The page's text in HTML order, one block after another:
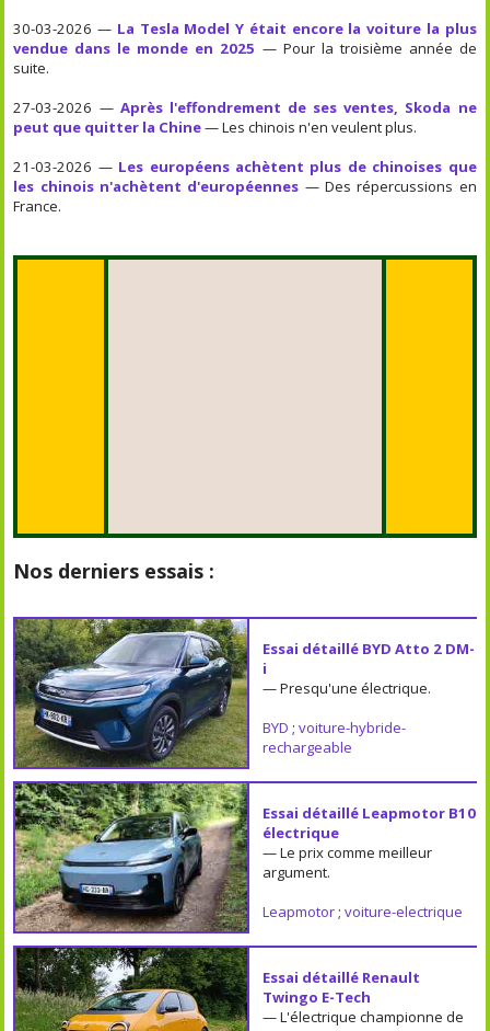
30-03-2026 — La Tesla Model Y était encore la voiture la plus
vendue dans le monde en 2025 — Pour la troisième année de
suite.
27-03-2026 — Après l'effondrement de ses ventes, Skoda ne
peut que quitter la Chine— Les chinois n'en veulent plus.
21-03-2026 — Les européens achètent plus de chinoises que
les chinois n'achètent d'européennes — Des répercussions en
France.
Nos derniers essais :
Essai détaillé BYD Atto 2 DM-
i
— Presqu'une électrique.
BYD ; voiture-hybride-
rechargeable
Essai détaillé Leapmotor B10
électrique
— Le prix comme meilleur
argument.
Leapmotor; voiture-electrique
Essai détaillé Renault
Twingo E-Tech
— L'électrique championne de